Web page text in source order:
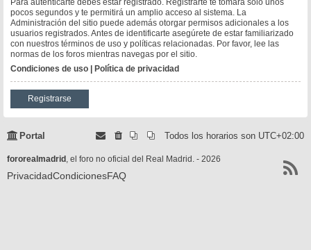
pocos segundos y te permitirá un amplio acceso al sistema. La
Administración del sitio puede además otorgar permisos adicionales a los
usuarios registrados. Antes de identificarte asegúrete de estar familiarizado
con nuestros términos de uso y políticas relacionadas. Por favor, lee las
normas de los foros mientras navegas por el sitio.
Condiciones de uso | Política de privacidad
Registrarse
Portal Todos los horarios son UTC+02:00
fororealmadrid , el foro no oficial del Real Madrid. - 2026
PrivacidadCondicionesFAQ